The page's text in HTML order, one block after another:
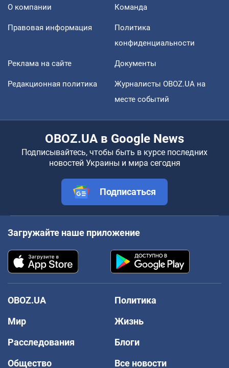
О компании Команда
Правовая информация
Политика
конфиденциальности
Реклама на сайте Документы
Редакционная политика
Журналисты OBOZ.UA на
месте событий
OBOZ.UA в Google News
Подписывайтесь, чтобы быть в курсе последних
новостей Украины и мира сегодня
Подписаться
Загружайте наше приложение
OBOZ.UA
Политика
Мир
Жизнь
Расследования
Блоги
Общество
Все новости